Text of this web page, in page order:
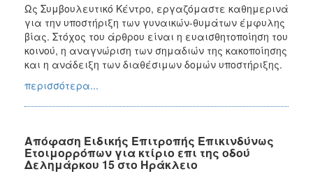
Ως Συμβουλευτικό Κέντρο, εργαζόμαστε καθημερινά
για την υποστήριξη των γυναικών-θυμάτων έμφυλης
βίας. Στόχος του άρθρου είναι η ευαισθητοποίηση του
κοινού, η αναγνώριση των σημαδιών της κακοποίησης
και η ανάδειξη των διαθέσιμων δομών υποστήριξης.
περισσότερα...
Απόφαση Ειδικής Επιτροπής Επικινδύνως
Ετοιμορρόπων για κτίριο επι της οδού
Δελημάρκου 15 στο Ηράκλειο